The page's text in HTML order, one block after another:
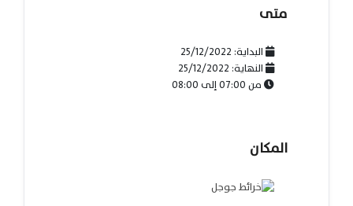
متى
البداية: 25/12/2022
النهاية: 25/12/2022
من07:00إلى08:00
المكان